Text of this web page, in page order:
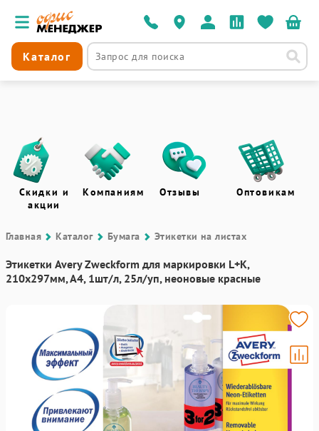
Каталог
Скидки и
акции
Компаниям Отзывы Оптовикам
Главная Каталог Бумага Этикетки на листах
Этикетки Avery Zweckform для маркировки L+K,
210х297мм, А4, 1шт/л, 25л/уп, неоновые красные